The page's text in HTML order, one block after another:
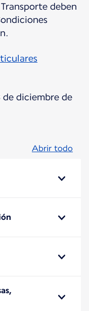
deben
de diciembre de
Abrir todo